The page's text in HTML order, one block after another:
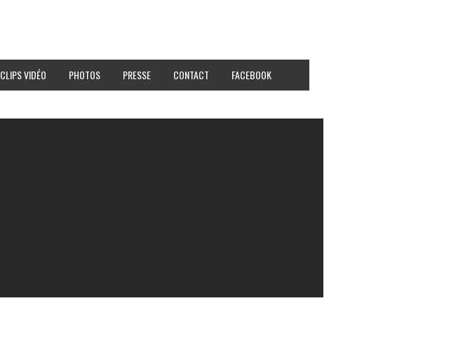
CLIPS VIDÉO PHOTOS PRESSE CONTACT FACEBOOK